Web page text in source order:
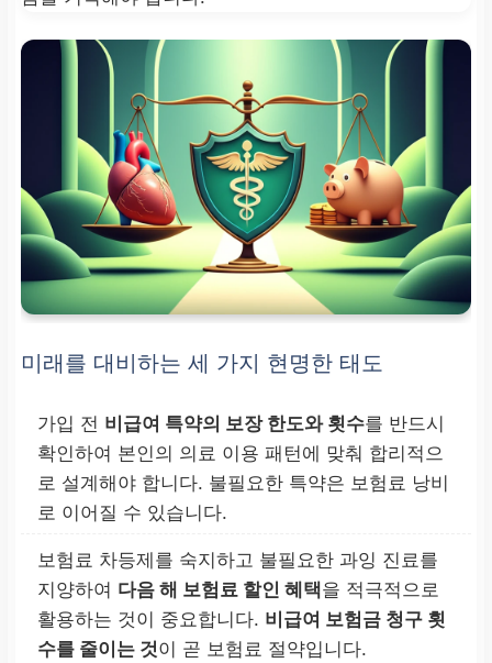
미래를 대비하는 세 가지 현명한 태도
가입 전 비급여 특약의 보장 한도와 횟수를 반드시
확인하여 본인의 의료 이용 패턴에 맞춰 합리적으
로 설계해야 합니다. 불필요한 특약은 보험료 낭비
로 이어질 수 있습니다.
보험료 차등제를 숙지하고 불필요한 과잉 진료를
지양하여 다음 해 보험료 할인 혜택을 적극적으로
활용하는 것이 중요합니다. 비급여 보험금 청구 횟
수를 줄이는 것이 곧 보험료 절약입니다.